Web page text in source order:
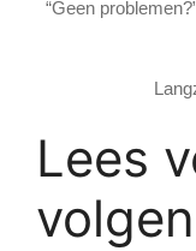
“Geen
Lees